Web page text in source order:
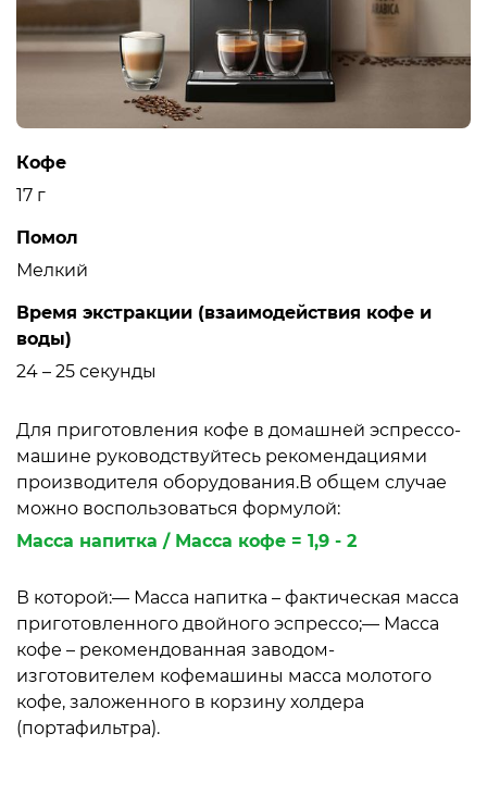
Кофе
17 г
Помол
Мелкий
Время экстракции (взаимодействия кофе и
воды)
24 – 25 секунды
Для приготовления кофе в домашней эспрессо-
машине руководствуйтесь рекомендациями
производителя оборудования.В общем случае
можно воспользоваться формулой:
Масса напитка / Масса кофе = 1,9 - 2
В которой:— Масса напитка – фактическая масса
приготовленного двойного эспрессо;— Масса
кофе – рекомендованная заводом-
изготовителем кофемашины масса молотого
кофе, заложенного в корзину холдера
(портафильтра).